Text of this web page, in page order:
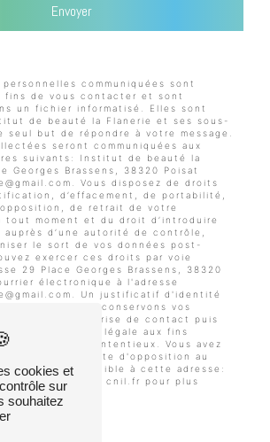
Envoyer
communiquées sont
fins de vous contacter et sont
un fichier informatisé. Elles sont
de beauté la Flanerie et ses sous-
seul but de répondre à votre message.
seront communiquées aux
suivants: Institut de beauté la
Georges Brassens, 38320 Poisat
Vous disposez de droits
d’effacement, de portabilité,
de retrait de votre
tout moment et du droit d’introduire
auprès d’une autorité de contrôle,
le sort de vos données post-
exercer ces droits par voie
29 Place Georges Brassens, 38320
électronique à l'adresse
Un justificatif d'identité
demandé. Nous conservons vos
la période de prise de contact puis
de prescription légale aux fins
gestion des contentieux. Vous avez
inscrire sur la liste d'opposition au
disponible à cette adresse:
. Consultez le site cnil.fr pour plus
vos droits.
cookies et
sur
souhaitez